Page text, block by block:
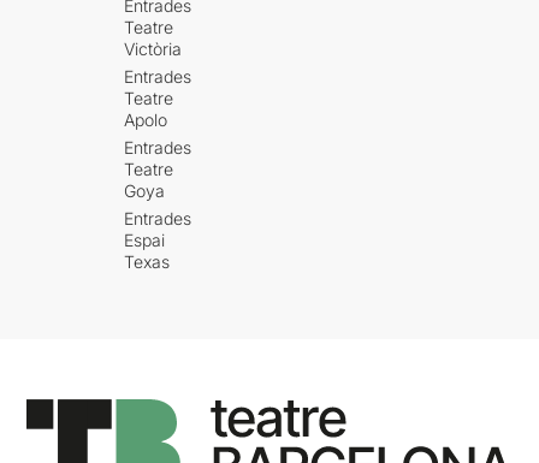
Entrades
Teatre
Victòria
Entrades
Teatre
Apolo
Entrades
Teatre
Goya
Entrades
Espai
Texas